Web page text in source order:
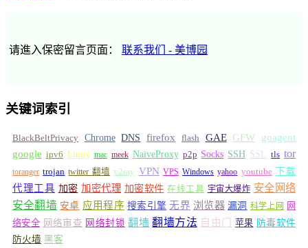
请進入保密留言页面： 联系我们 - 美博园
关键词索引
BlackBeltPrivacy Chrome DNS firefox flash GAE GFW
goagent
google ipv6 Linux mac meek NaiveProxy p2p Socks SSH SSL tls tor
toranger trojan twitter 翻墙 v2ray VPN VPS Windows yahoo youtube 下载
代理工具 加密 加密代理 加密软件 在线工具 宇宙大爆炸 安全网络
安全翻墙 安卓 应用程序 搜索引擎 无界 浏览器 漏洞 科学上网 网
络安全 网络审查 网络封锁 翻墙 翻墙方法 自由门 苹果 防毒软件
防火墙 黑客